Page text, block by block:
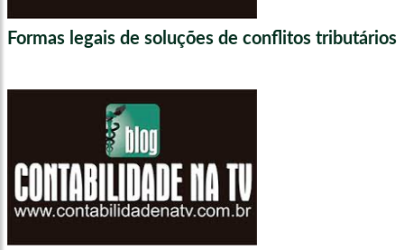
Formas legais de soluções de conflitos tributários